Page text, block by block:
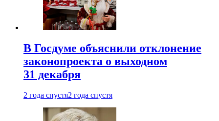
В Госдуме объяснили отклонение
законопроекта о выходном
31 декабря
2 года спустя2 года спустя